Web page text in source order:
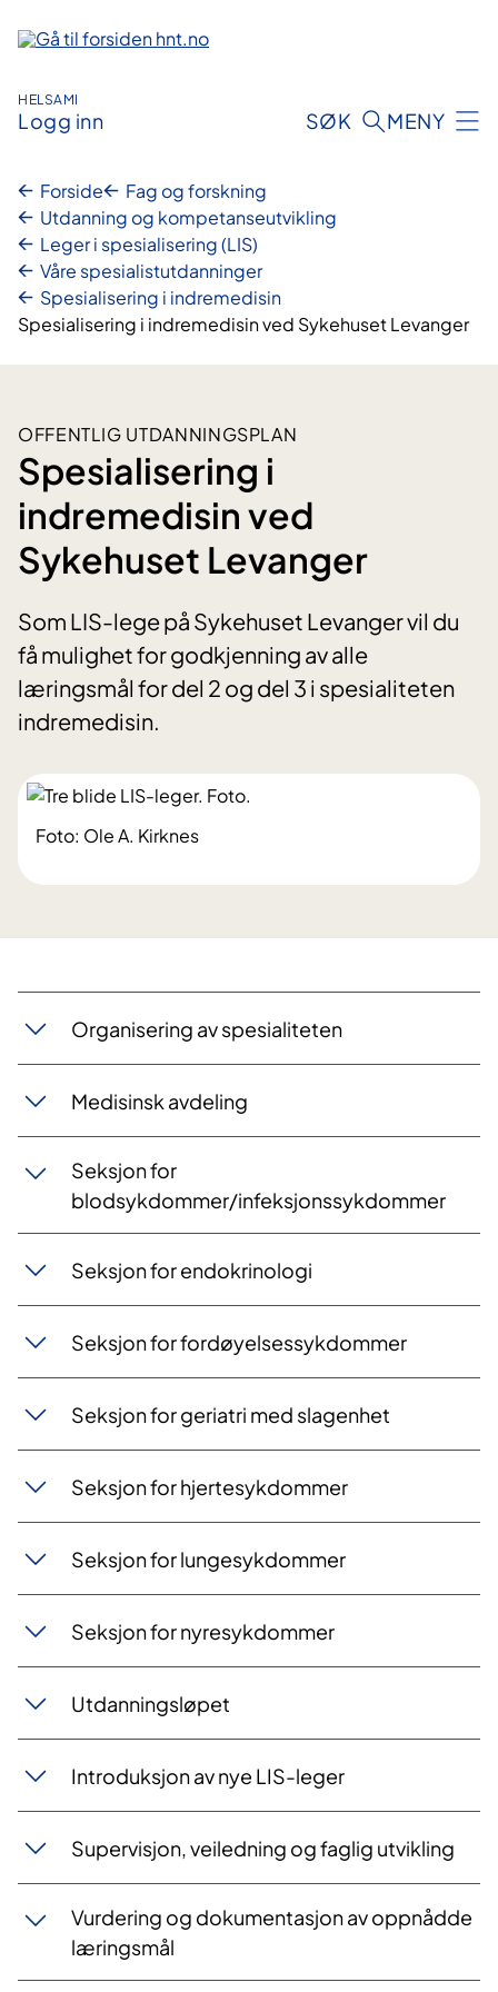
innhold
HELSAMI
Logg inn SØK MENY
Forside
Fag og forskning
Utdanning og kompetanseutvikling
Leger i spesialisering (LIS)
Våre spesialistutdanninger
Spesialisering i indremedisin
Spesialisering i indremedisin ved Sykehuset Levanger
OFFENTLIG UTDANNINGSPLAN
Spesialisering i
indremedisin ved
Sykehuset Levanger
Som LIS-lege på Sykehuset Levanger vil du
få mulighet for godkjenning av alle
læringsmål for del 2 og del 3 i spesialiteten
indremedisin.
Foto: Ole A. Kirknes
Organisering av spesialiteten
Medisinsk avdeling
Seksjon for
blodsykdommer/infeksjonssykdommer
Seksjon for endokrinologi
Seksjon for fordøyelsessykdommer
Seksjon for geriatri med slagenhet
Seksjon for hjertesykdommer
Seksjon for lungesykdommer
Seksjon for nyresykdommer
Utdanningsløpet
Introduksjon av nye LIS-leger
Supervisjon, veiledning og faglig utvikling
Vurdering og dokumentasjon av oppnådde
læringsmål